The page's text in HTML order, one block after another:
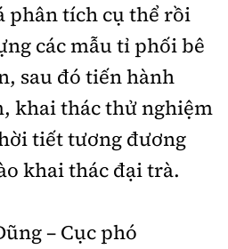
phân tích cụ thể rồi
các mẫu tỉ phối bê
sau đó tiến hành
khai thác thử nghiệm
tiết tương đương
khai thác đại trà.
– Cục phó